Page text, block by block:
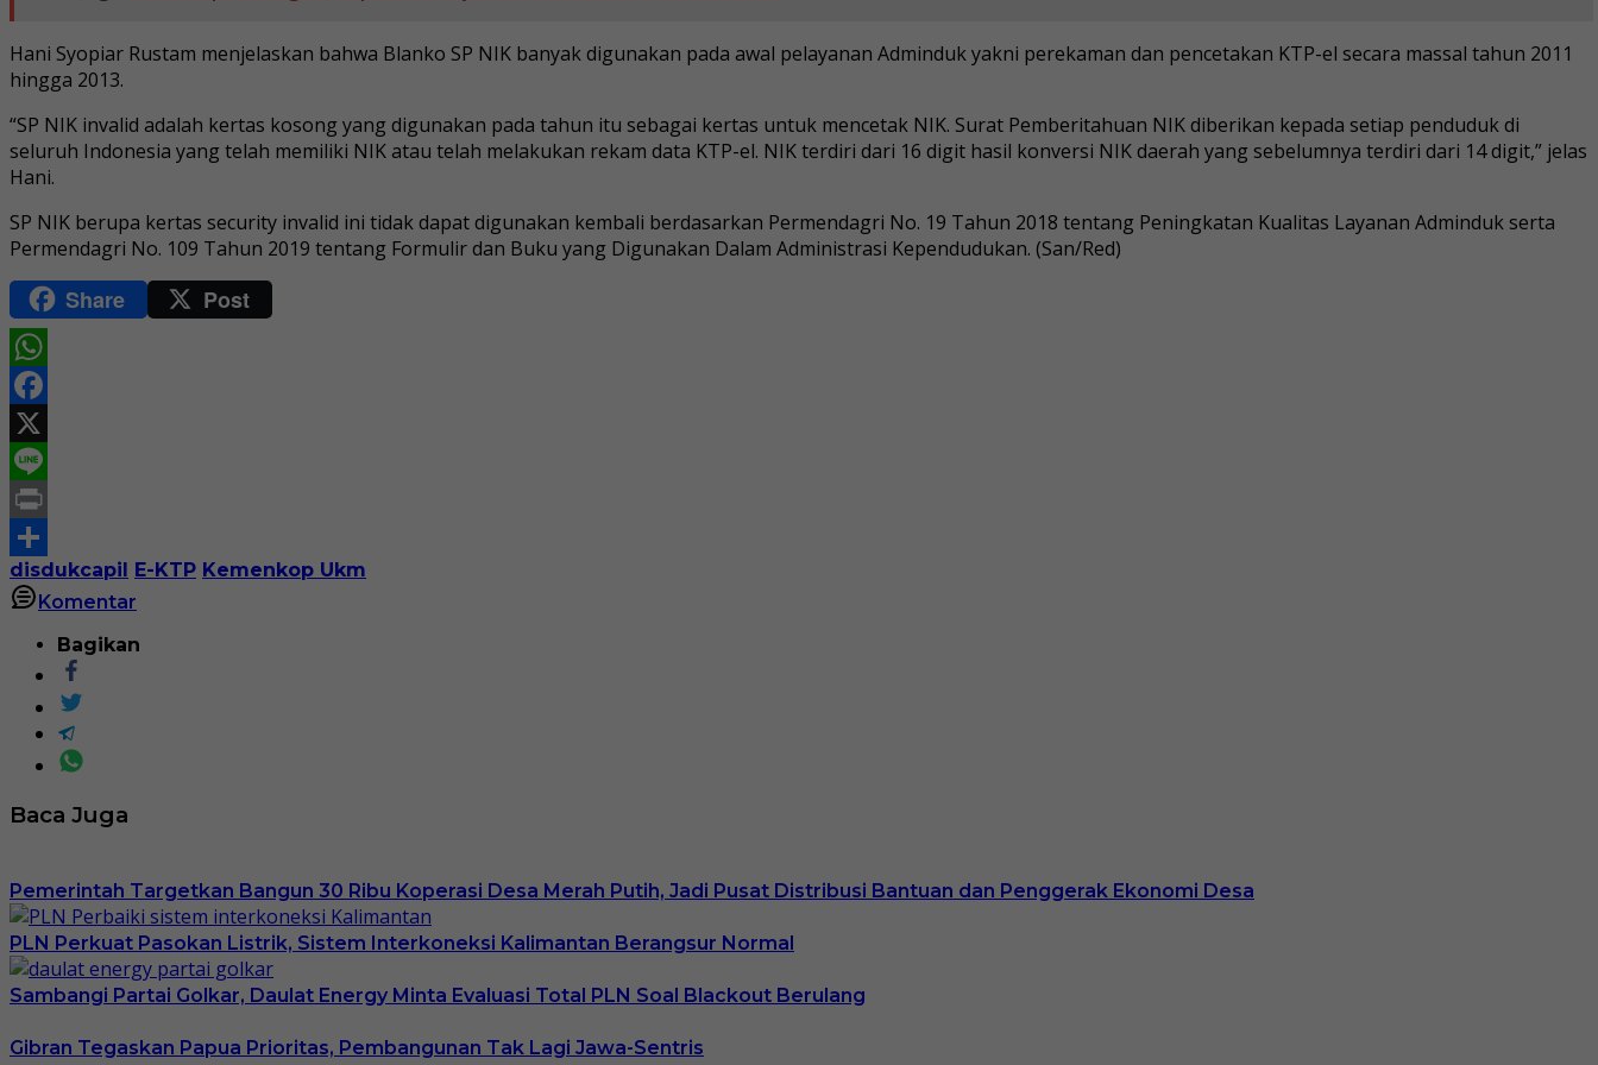
Hani Syopiar Rustam menjelaskan bahwa Blanko SP NIK banyak digunakan pada awal pelayanan Adminduk yakni perekaman dan pencetakan KTP-el secara massal tahun 2011
hingga 2013.
“SP NIK invalid adalah kertas kosong yang digunakan pada tahun itu sebagai kertas untuk mencetak NIK. Surat Pemberitahuan NIK diberikan kepada setiap penduduk di
seluruh Indonesia yang telah memiliki NIK atau telah melakukan rekam data KTP-el. NIK terdiri dari 16 digit hasil konversi NIK daerah yang sebelumnya terdiri dari 14 digit,” jelas
Hani.
SP NIK berupa kertas security invalid ini tidak dapat digunakan kembali berdasarkan Permendagri No. 19 Tahun 2018 tentang Peningkatan Kualitas Layanan Adminduk serta
Permendagri No. 109 Tahun 2019 tentang Formulir dan Buku yang Digunakan Dalam Administrasi Kependudukan. (San/Red)
Share Post
WhatsApp
Facebook
X
Line
Print
Share
disdukcapil E-KTP Kemenkop Ukm
Komentar
Bagikan
Baca Juga
Pemerintah Targetkan Bangun 30 Ribu Koperasi Desa Merah Putih, Jadi Pusat Distribusi Bantuan dan Penggerak Ekonomi Desa
PLN Perkuat Pasokan Listrik, Sistem Interkoneksi Kalimantan Berangsur Normal
Sambangi Partai Golkar, Daulat Energy Minta Evaluasi Total PLN Soal Blackout Berulang
Gibran Tegaskan Papua Prioritas, Pembangunan Tak Lagi Jawa-Sentris